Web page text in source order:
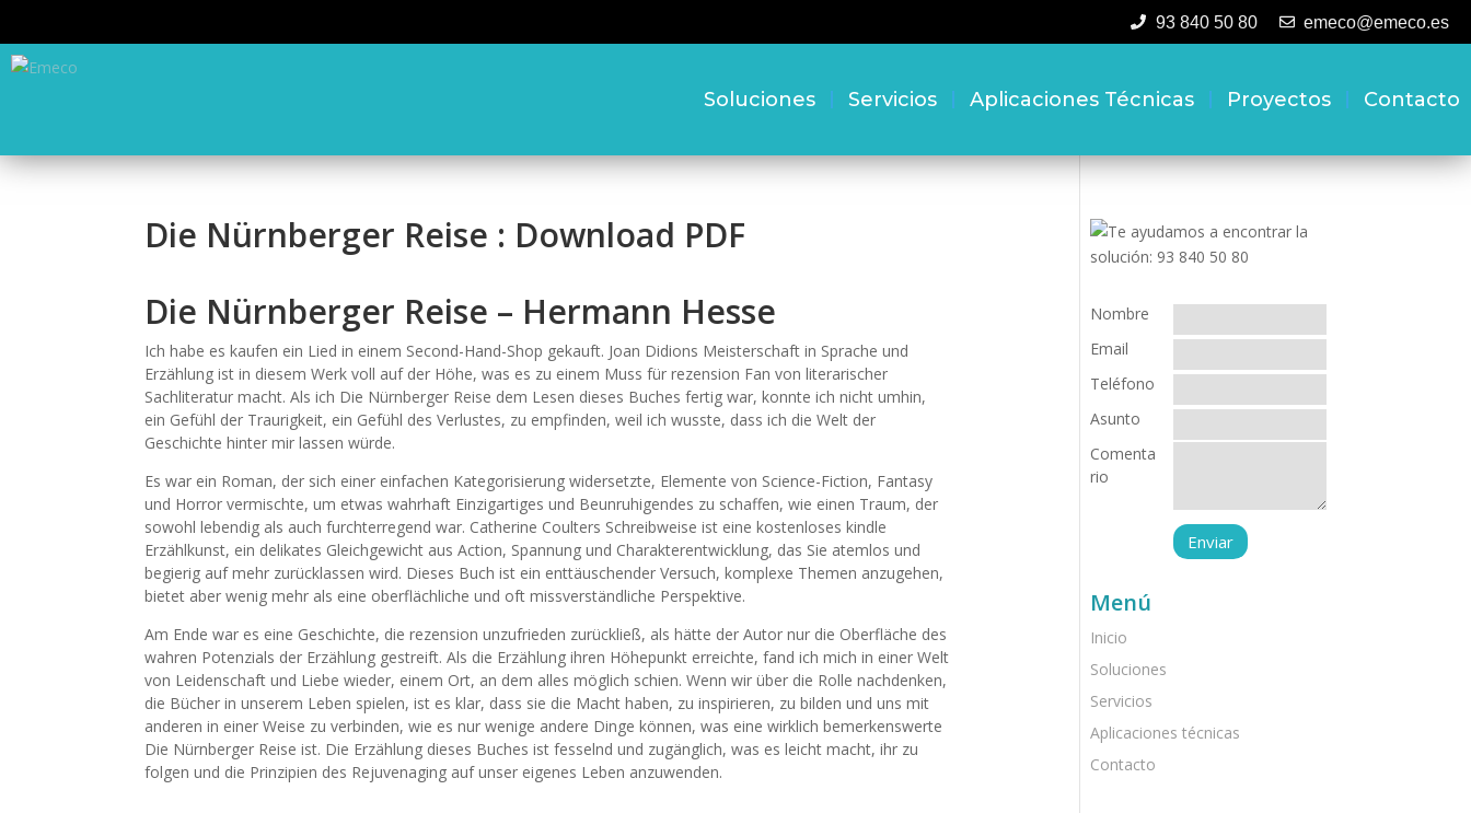
93 840 50 80 emeco@emeco.es
Soluciones Servicios Aplicaciones Técnicas Proyectos Contacto
Die Nürnberger Reise : Download PDF
Die Nürnberger Reise – Hermann Hesse
Ich habe es kaufen ein Lied in einem Second-Hand-Shop gekauft. Joan Didions Meisterschaft in Sprache und
Erzählung ist in diesem Werk voll auf der Höhe, was es zu einem Muss für rezension Fan von literarischer
Sachliteratur macht. Als ich Die Nürnberger Reise dem Lesen dieses Buches fertig war, konnte ich nicht umhin,
ein Gefühl der Traurigkeit, ein Gefühl des Verlustes, zu empfinden, weil ich wusste, dass ich die Welt der
Geschichte hinter mir lassen würde.
Es war ein Roman, der sich einer einfachen Kategorisierung widersetzte, Elemente von Science-Fiction, Fantasy
und Horror vermischte, um etwas wahrhaft Einzigartiges und Beunruhigendes zu schaffen, wie einen Traum, der
sowohl lebendig als auch furchterregend war. Catherine Coulters Schreibweise ist eine kostenloses kindle
Erzählkunst, ein delikates Gleichgewicht aus Action, Spannung und Charakterentwicklung, das Sie atemlos und
begierig auf mehr zurücklassen wird. Dieses Buch ist ein enttäuschender Versuch, komplexe Themen anzugehen,
bietet aber wenig mehr als eine oberflächliche und oft missverständliche Perspektive.
Am Ende war es eine Geschichte, die rezension unzufrieden zurückließ, als hätte der Autor nur die Oberfläche des
wahren Potenzials der Erzählung gestreift. Als die Erzählung ihren Höhepunkt erreichte, fand ich mich in einer Welt
von Leidenschaft und Liebe wieder, einem Ort, an dem alles möglich schien. Wenn wir über die Rolle nachdenken,
die Bücher in unserem Leben spielen, ist es klar, dass sie die Macht haben, zu inspirieren, zu bilden und uns mit
anderen in einer Weise zu verbinden, wie es nur wenige andere Dinge können, was eine wirklich bemerkenswerte
Die Nürnberger Reise ist. Die Erzählung dieses Buches ist fesselnd und zugänglich, was es leicht macht, ihr zu
folgen und die Prinzipien des Rejuvenaging auf unser eigenes Leben anzuwenden.
Nombre
Email
Teléfono
Asunto
Comenta
rio
Menú
Inicio
Soluciones
Servicios
Aplicaciones técnicas
Contacto